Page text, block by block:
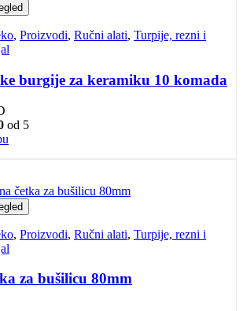
, Proizvodi, Ručni alati, Turpije, rezni i
burgije za keramiku 10 komada
od 5
, Proizvodi, Ručni alati, Turpije, rezni i
za bušilicu 80mm